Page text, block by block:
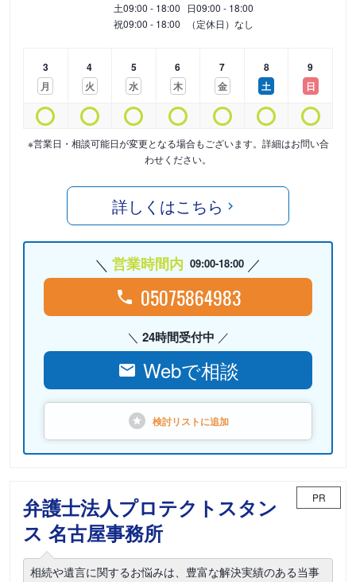
土09:00 - 18:00 日09:00 - 18:00
祝09:00 - 18:00 （定休日）なし
3
月
4
火
5
水
6
木
7
金
8
土
9
日
※営業日・相談可能日が変更となる場合もございます。詳細はお問い合
わせください。
詳しくはこちら
営業時間内 09:00-18:00
05075864983
24時間受付中
Webで相談
検討リストに追加
弁護士法人プロテクトスタン
ス 名古屋事務所
PR
相続や遺言に関するお悩みは、豊富な解決実績のある当事